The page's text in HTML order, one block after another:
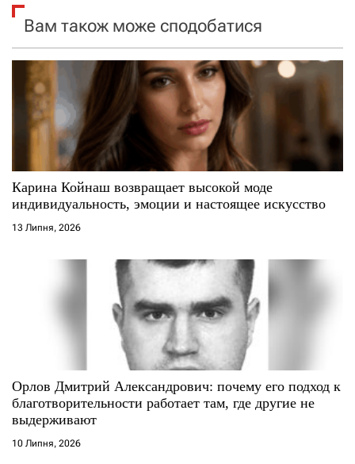
я
з
с
і
Вам також може сподобатися
Карина Койнаш возвращает высокой моде
индивидуальность, эмоции и настоящее искусство
13 Липня, 2026
Орлов Дмитрий Александрович: почему его подход к
благотворительности работает там, где другие не
выдерживают
10 Липня, 2026